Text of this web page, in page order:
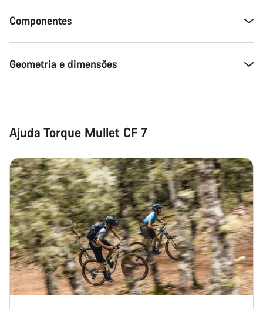
Componentes
Geometria e dimensões
Ajuda Torque Mullet CF 7